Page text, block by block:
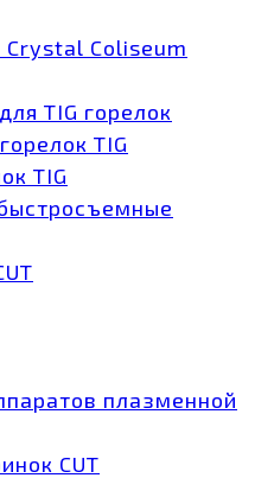
Coliseum
TIG горелок
TIG
TIG
плазменной
CUT